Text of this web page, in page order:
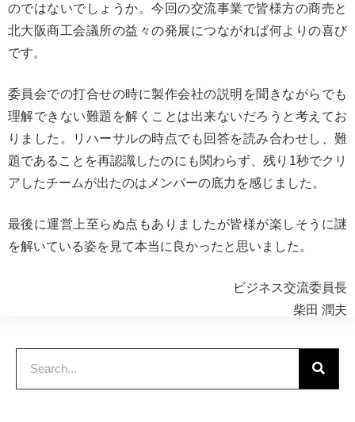
のではないでしょうか。今回の交流事業で皆様方の商売と
北大阪商工会議所の益々の発展につながれば何よりの喜び
です。
委員会での打合せの時に製作会社の説明を聞きながらでも
理解できない難題を解くことは出来ないだろうと考えてお
りました。リハーサルの時点でも回答を読み合わせし、難
題であることを再認識したのにも関わらず、残り1秒でクリ
アしたチームが出たのはメンバーの底力を感じました。
最後に運営上至らぬ点もありましたが皆様が楽しそうに謎
を解いている姿を見て本当に良かったと思いました。
ビジネス交流委員長
柴田 潤夫